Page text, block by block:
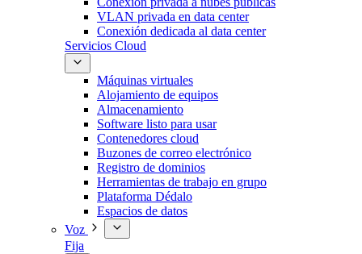
VLAN privada en data center
Conexión dedicada al data center
Servicios Cloud
Máquinas virtuales
Alojamiento de equipos
Almacenamiento
Software listo para usar
Contenedores cloud
Buzones de correo electrónico
Registro de dominios
Herramientas de trabajo en grupo
Plataforma Dédalo
Espacios de datos
Voz
Fija